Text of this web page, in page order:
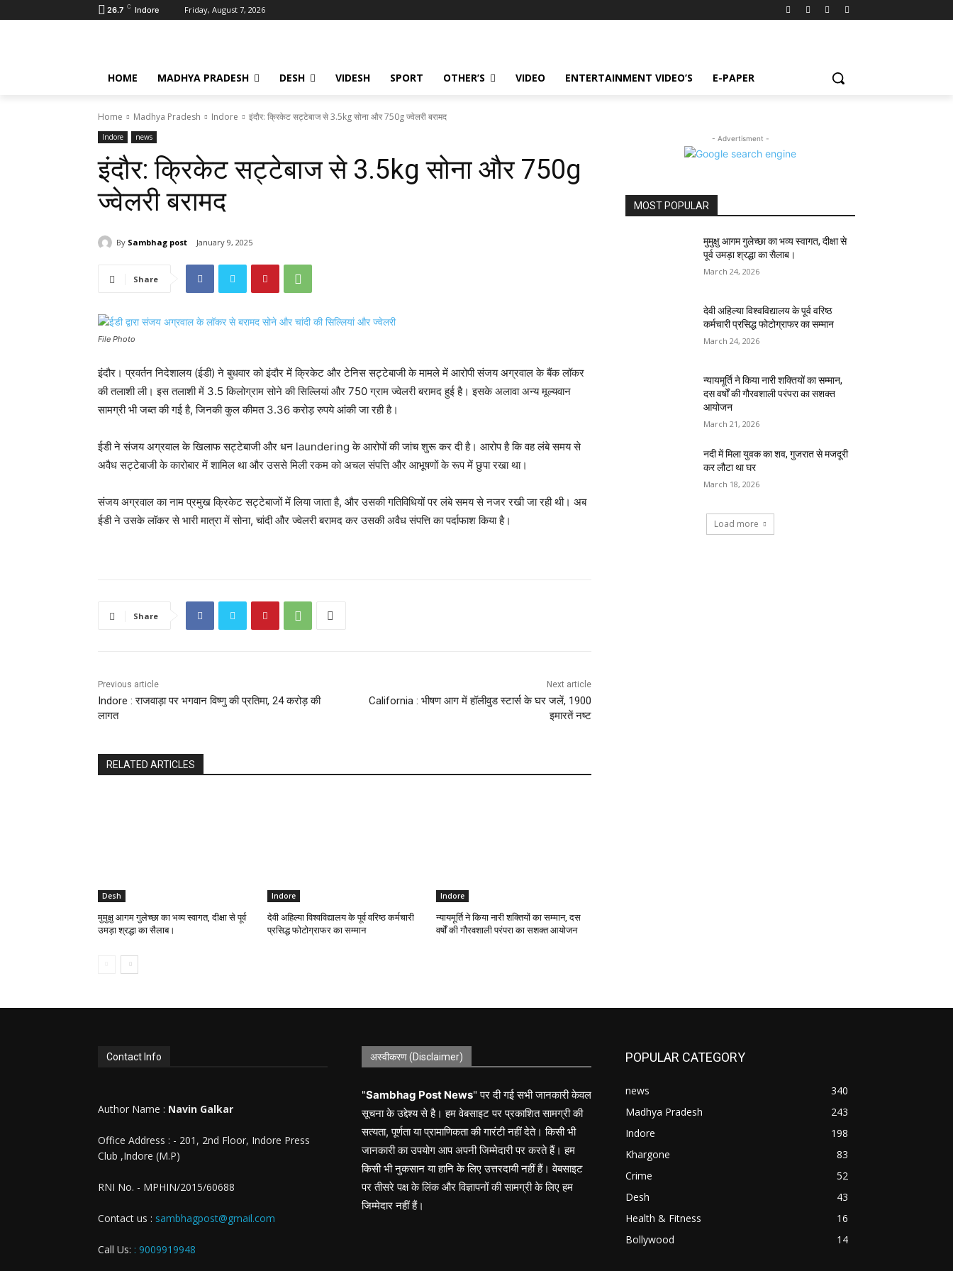
26.7 C Indore Friday, August 7, 2026
HOME MADHYA PRADESH DESH VIDESH SPORT OTHER’S VIDEO ENTERTAINMENT VIDEO’S E-PAPER
Home Madhya Pradesh Indore इंदौर: क्रिकेट सट्टेबाज से 3.5kg सोना और 750g ज्वेलरी बरामद
Indore news
इंदौर: क्रिकेट सट्टेबाज से 3.5kg सोना और 750g
ज्वेलरी बरामद
By Sambhag post January 9, 2025
Share
File Photo
इंदौर। प्रवर्तन निदेशालय (ईडी) ने बुधवार को इंदौर में क्रिकेट और टेनिस सट्टेबाजी के मामले में आरोपी संजय अग्रवाल के बैंक लॉकर
की तलाशी ली। इस तलाशी में 3.5 किलोग्राम सोने की सिल्लियां और 750 ग्राम ज्वेलरी बरामद हुई है। इसके अलावा अन्य मूल्यवान
सामग्री भी जब्त की गई है, जिनकी कुल कीमत 3.36 करोड़ रुपये आंकी जा रही है।
ईडी ने संजय अग्रवाल के खिलाफ सट्टेबाजी और धन laundering के आरोपों की जांच शुरू कर दी है। आरोप है कि वह लंबे समय से
अवैध सट्टेबाजी के कारोबार में शामिल था और उससे मिली रकम को अचल संपत्ति और आभूषणों के रूप में छुपा रखा था।
संजय अग्रवाल का नाम प्रमुख क्रिकेट सट्टेबाजों में लिया जाता है, और उसकी गतिविधियों पर लंबे समय से नजर रखी जा रही थी। अब
ईडी ने उसके लॉकर से भारी मात्रा में सोना, चांदी और ज्वेलरी बरामद कर उसकी अवैध संपत्ति का पर्दाफाश किया है।
Share
Previous article
Indore : राजवाड़ा पर भगवान विष्णु की प्रतिमा, 24 करोड़ की
लागत
Next article
California : भीषण आग में हॉलीवुड स्टार्स के घर जलें, 1900
इमारतें नष्ट
RELATED ARTICLES
Desh
मुमुक्षु आगम गुलेच्छा का भव्य स्वागत, दीक्षा से पूर्व
उमड़ा श्रद्धा का सैलाब।
Indore
देवी अहिल्या विश्वविद्यालय के पूर्व वरिष्ठ कर्मचारी
प्रसिद्ध फोटोग्राफर का सम्मान
Indore
न्यायमूर्ति ने किया नारी शक्तियों का सम्मान, दस
वर्षों की गौरवशाली परंपरा का सशक्त आयोजन
- Advertisment -
MOST POPULAR
मुमुक्षु आगम गुलेच्छा का भव्य स्वागत, दीक्षा से
पूर्व उमड़ा श्रद्धा का सैलाब।
March 24, 2026
देवी अहिल्या विश्वविद्यालय के पूर्व वरिष्ठ
कर्मचारी प्रसिद्ध फोटोग्राफर का सम्मान
March 24, 2026
न्यायमूर्ति ने किया नारी शक्तियों का सम्मान,
दस वर्षों की गौरवशाली परंपरा का सशक्त
आयोजन
March 21, 2026
नदी में मिला युवक का शव, गुजरात से मजदूरी
कर लौटा था घर
March 18, 2026
Load more
Contact Info
Author Name : Navin Galkar
Office Address : - 201, 2nd Floor, Indore Press
Club ,Indore (M.P)
RNI No. - MPHIN/2015/60688
Contact us : sambhagpost@gmail.com
Call Us: : 9009919948
अस्वीकरण (Disclaimer)
"Sambhag Post News" पर दी गई सभी जानकारी केवल
सूचना के उद्देश्य से है। हम वेबसाइट पर प्रकाशित सामग्री की
सत्यता, पूर्णता या प्रामाणिकता की गारंटी नहीं देते। किसी भी
जानकारी का उपयोग आप अपनी जिम्मेदारी पर करते हैं। हम
किसी भी नुकसान या हानि के लिए उत्तरदायी नहीं हैं। वेबसाइट
पर तीसरे पक्ष के लिंक और विज्ञापनों की सामग्री के लिए हम
जिम्मेदार नहीं हैं।
POPULAR CATEGORY
news
340
Madhya Pradesh
243
Indore
198
Khargone
83
Crime
52
Desh
43
Health & Fitness
16
Bollywood
14